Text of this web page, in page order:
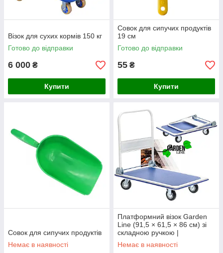
Візок для сухих кормів 150 кг
Готово до відправки
6 000 ₴
Купити
Совок для сипучих продуктів
19 см
Готово до відправки
55 ₴
Купити
Совок для сипучих продуктів
Немає в наявності
Платформний візок Garden
Line (91,5 × 61,5 × 86 см) зі
складною ручкою |
вантажопідйомність - 300 кг
(Польща)
Немає в наявності